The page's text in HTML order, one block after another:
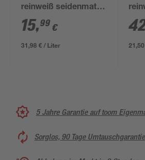
reinweiß seidenmatt
500 ml
15,99 €
31,98 € / Liter
5 Jahre Garantie auf toom
Sorglos, 90 Tage Umtauschgarantie